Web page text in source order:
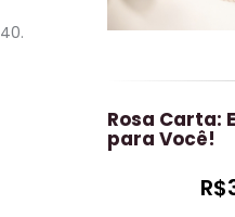
Rosa Carta:
para Você!